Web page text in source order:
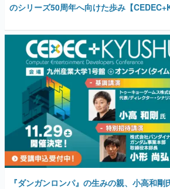
その他
電ファミニコゲーマーとは？
運営：株式会社マレ
のシリーズ50周年へ向けた歩み【
『ダンガンロンパ』の生みの親、小高和